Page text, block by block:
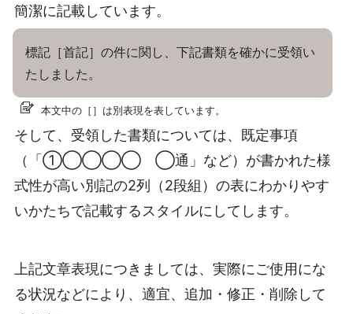
簡潔に記載しています。
標記［首記］の件に関し、下記書類を確かに受領い
たしました。
本文中の［］は別表現を表しています。
そして、受領した書類については、既定事項
（「①◯◯◯◯ ◯通」など）が書かれた様
式性が高い別記の2列（2段組）の表にわかりやす
いかたちで記載するスタイルにしてします。
上記文章表現につきましては、実際にご使用にな
る状況などにより、適宜、追加・修正・削除して